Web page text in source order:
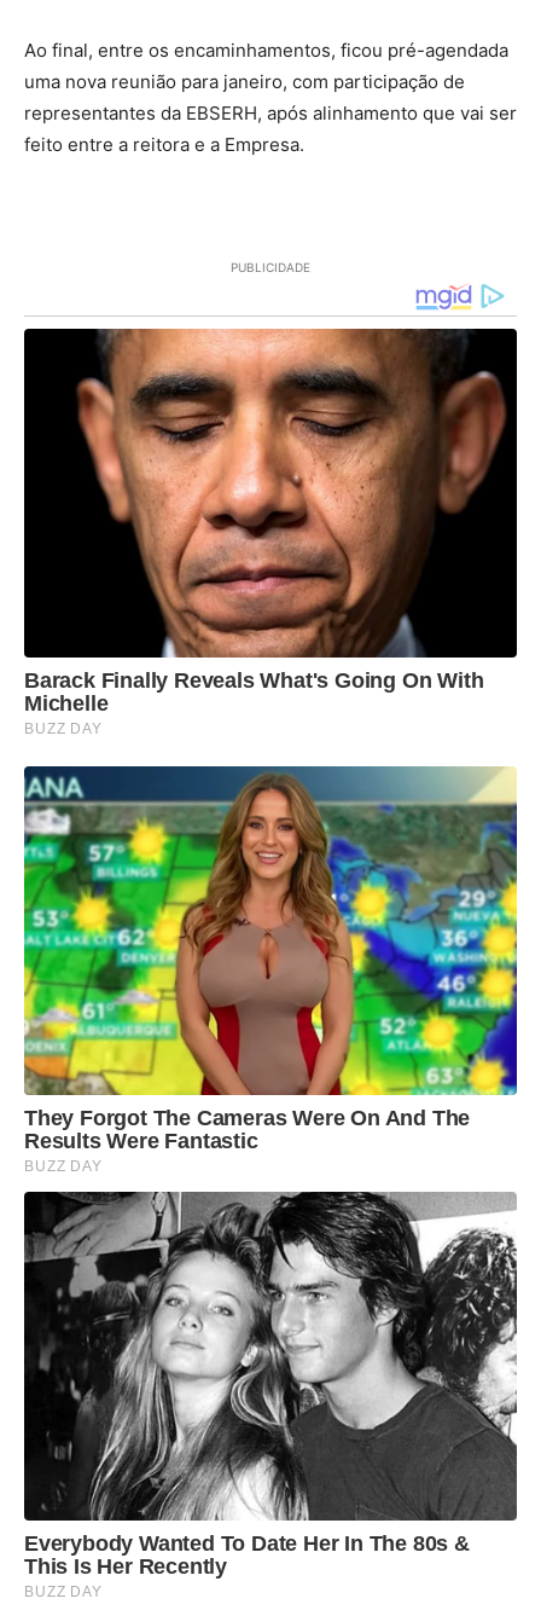
Ao final, entre os encaminhamentos, ficou pré-agendada
uma nova reunião para janeiro, com participação de
representantes da EBSERH, após alinhamento que vai ser
feito entre a reitora e a Empresa.
PUBLICIDADE